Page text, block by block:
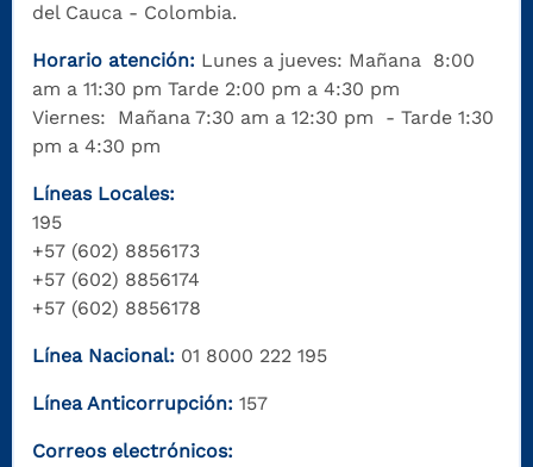
del Cauca - Colombia.
Horario atención: Lunes a jueves: Mañana 8:00
am a 11:30 pm Tarde 2:00 pm a 4:30 pm
Viernes: Mañana 7:30 am a 12:30 pm - Tarde 1:30
pm a 4:30 pm
Líneas Locales:
195
+57 (602) 8856173
+57 (602) 8856174
+57 (602) 8856178
Línea Nacional: 01 8000 222 195
Línea Anticorrupción: 157
Correos electrónicos: